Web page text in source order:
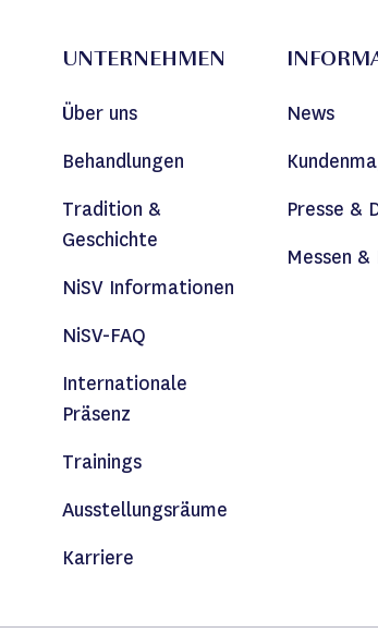
UNTERNEHMEN
Über uns
Behandlungen
Tradition &
Geschichte
NiSV Informationen
NiSV-FAQ
Internationale
Präsenz
Trainings
Ausstellungsräume
Karriere
News
Presse &
Messen